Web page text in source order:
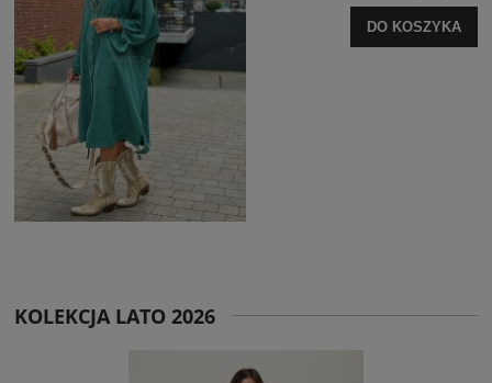
DO KOSZYKA
KOLEKCJA LATO 2026